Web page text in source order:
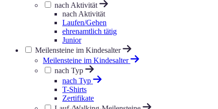
nach Aktivität
nach Aktivität
Laufen/Gehen
ehrenamtlich tätig
Junior
Meilensteine im Kindesalter
Meilensteine im Kindesalter
nach Typ
nach Typ
T-Shirts
Zertifikate